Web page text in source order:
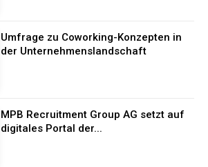
Umfrage zu Coworking-Konzepten in
der Unternehmenslandschaft
MPB Recruitment Group AG setzt auf
digitales Portal der...